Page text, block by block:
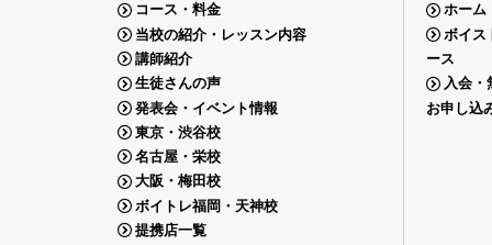
コース・料金
当校の紹介・レッスン内容
講師紹介
生徒さんの声
発表会・イベント情報
東京・渋谷校
名古屋・栄校
大阪・梅田校
ボイトレ福岡・天神校
提携店一覧
ホーム
ボイス
ース
入会・
お申し込